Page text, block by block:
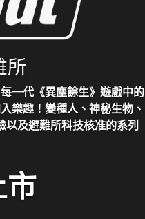
所
一代《異塵餘生》遊戲中的
樂趣！變種人、神秘生物、
及避難所科技核准的系列
市